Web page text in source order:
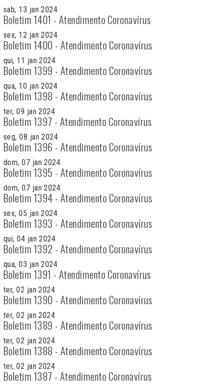
sab, 13 jan 2024
Boletim 1401 - Atendimento Coronavírus
sex, 12 jan 2024
Boletim 1400 - Atendimento Coronavírus
qui, 11 jan 2024
Boletim 1399 - Atendimento Coronavírus
qua, 10 jan 2024
Boletim 1398 - Atendimento Coronavírus
ter, 09 jan 2024
Boletim 1397 - Atendimento Coronavírus
seg, 08 jan 2024
Boletim 1396 - Atendimento Coronavírus
dom, 07 jan 2024
Boletim 1395 - Atendimento Coronavírus
dom, 07 jan 2024
Boletim 1394 - Atendimento Coronavírus
sex, 05 jan 2024
Boletim 1393 - Atendimento Coronavírus
qui, 04 jan 2024
Boletim 1392 - Atendimento Coronavírus
qua, 03 jan 2024
Boletim 1391 - Atendimento Coronavírus
ter, 02 jan 2024
Boletim 1390 - Atendimento Coronavírus
ter, 02 jan 2024
Boletim 1389 - Atendimento Coronavírus
ter, 02 jan 2024
Boletim 1388 - Atendimento Coronavírus
ter, 02 jan 2024
Boletim 1387 - Atendimento Coronavírus